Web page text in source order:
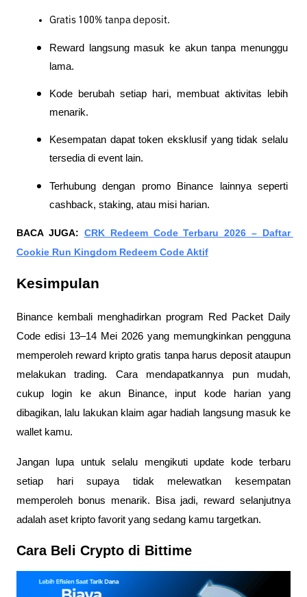
Gratis 100% tanpa deposit.
Reward langsung masuk ke akun tanpa menunggu
lama.
Kode berubah setiap hari, membuat aktivitas lebih
menarik.
Kesempatan dapat token eksklusif yang tidak selalu
tersedia di event lain.
Terhubung dengan promo Binance lainnya seperti
cashback, staking, atau misi harian.
BACA JUGA: CRK Redeem Code Terbaru 2026 – Daftar
Cookie Run Kingdom Redeem Code Aktif
Kesimpulan
Binance kembali menghadirkan program Red Packet Daily
Code edisi 13–14 Mei 2026 yang memungkinkan pengguna
memperoleh reward kripto gratis tanpa harus deposit ataupun
melakukan trading. Cara mendapatkannya pun mudah,
cukup login ke akun Binance, input kode harian yang
dibagikan, lalu lakukan klaim agar hadiah langsung masuk ke
wallet kamu.
Jangan lupa untuk selalu mengikuti update kode terbaru
setiap hari supaya tidak melewatkan kesempatan
memperoleh bonus menarik. Bisa jadi, reward selanjutnya
adalah aset kripto favorit yang sedang kamu targetkan.
Cara Beli Crypto di Bittime